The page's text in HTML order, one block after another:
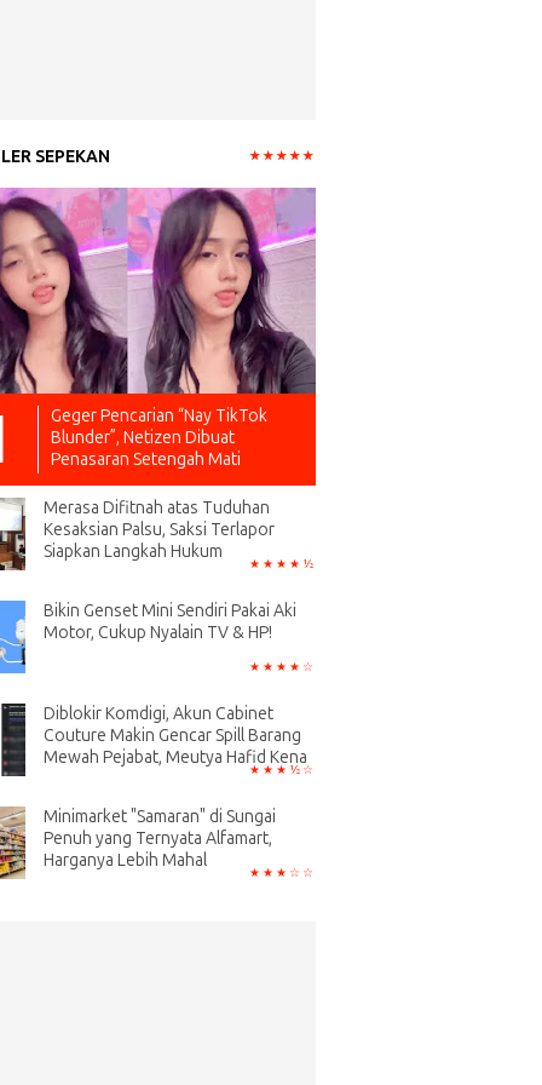
SEPEKAN
Geger Pencarian “Nay TikTok
Blunder”, Netizen Dibuat
Penasaran Setengah Mati
Merasa Difitnah atas Tuduhan
Kesaksian Palsu, Saksi Terlapor
Siapkan Langkah Hukum
Bikin Genset Mini Sendiri Pakai Aki
Motor, Cukup Nyalain TV & HP!
Diblokir Komdigi, Akun Cabinet
Couture Makin Gencar Spill Barang
Mewah Pejabat, Meutya Hafid Kena
Minimarket "Samaran" di Sungai
Penuh yang Ternyata Alfamart,
Harganya Lebih Mahal